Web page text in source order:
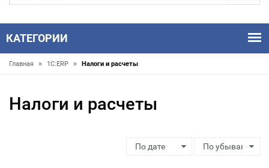
КАТЕГОРИИ
Главная » 1С:ERP » Налоги и расчеты
Налоги и расчеты